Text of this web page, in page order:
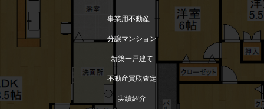
【土地】「筑紫野市原田」事業用地 売買完了!
事業用不動産
分譲マンション
新築一戸建て
不動産買取査定
実績紹介